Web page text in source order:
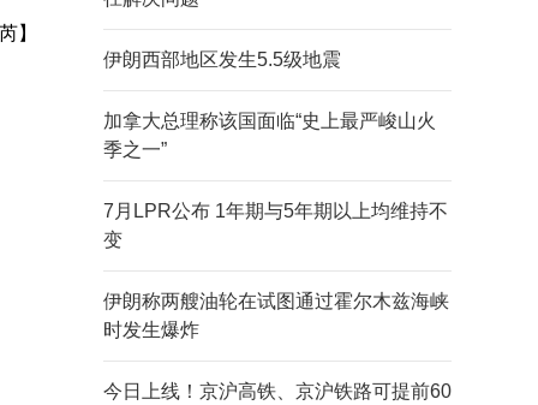
】
伊朗西部地区发生5.5级地震
加拿大总理称该国面临“史上最严峻山火
季之一”
7月LPR公布 1年期与5年期以上均维持不
变
伊朗称两艘油轮在试图通过霍尔木兹海峡
时发生爆炸
今日上线！京沪高铁、京沪铁路可提前60